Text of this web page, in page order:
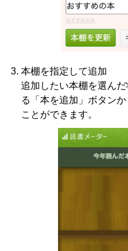
本棚を指定して追加
追加したい本棚を選ん
る「本を追加」ボタン
ことができます。